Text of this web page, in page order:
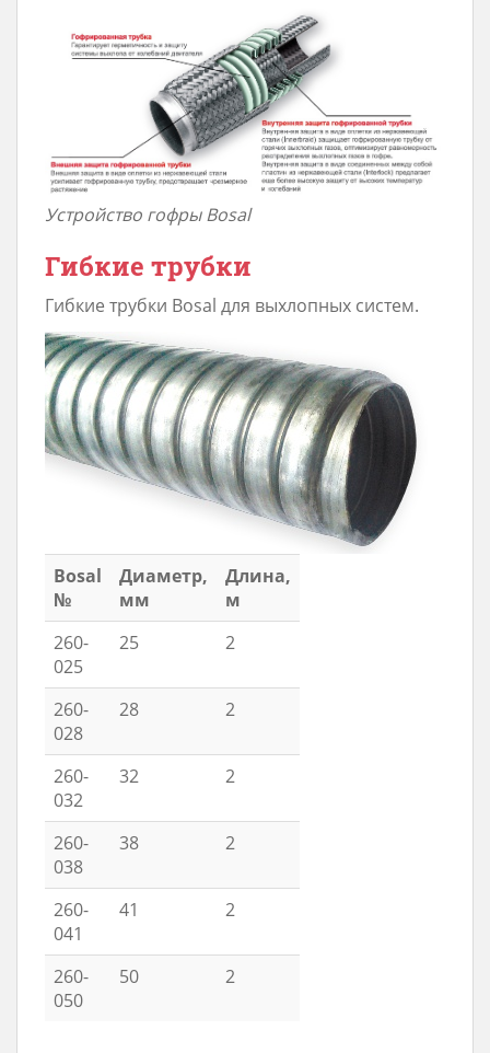
Устройство гофры Bosal
Гибкие трубки
Гибкие трубки Bosal для выхлопных систем.
Bosal
№
Диаметр,
мм
Длина,
м
260-
025
25 2
260-
028
28 2
260-
032
32 2
260-
038
38 2
260-
041
41 2
260-
050
50 2